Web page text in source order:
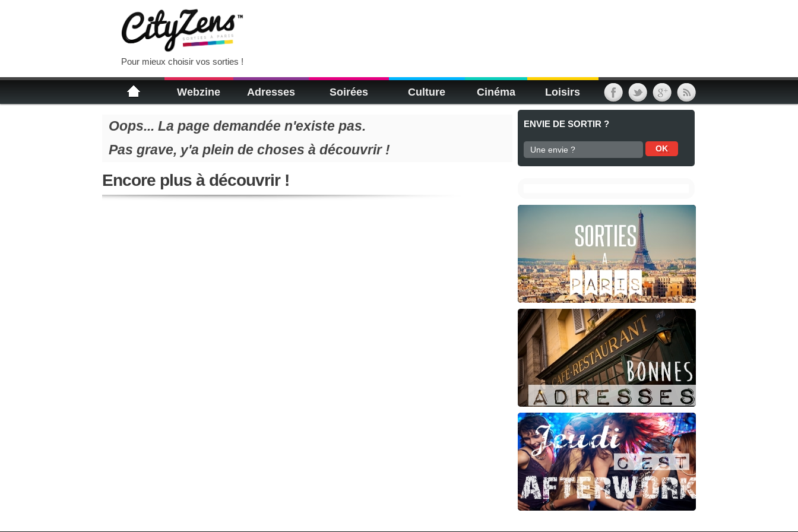
Pour mieux choisir vos sorties !
Webzine Adresses Soirées Culture Cinéma Loisirs
Oops... La page demandée n'existe pas.
Pas grave, y'a plein de choses à découvrir !
Encore plus à découvrir !
ENVIE DE SORTIR ?